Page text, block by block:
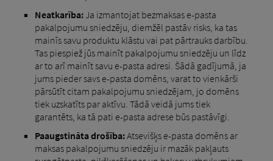
Neatkarība:Ja izmantojat bezmaksas e-pasta
pakalpojumu sniedzēju, diemžēl pastāv risks, ka tas
mainīs savu produktu klāstu vai pat pārtrauks darbību.
Tas piespiež jūs mainīt pakalpojumu sniedzēju un līdz
ar to arī mainīt savu e-pasta adresi. Šādā gadījumā, ja
jums pieder savs e-pasta domēns, varat to vienkārši
pārsūtīt citam pakalpojumu sniedzējam, jo ​​domēns
tiek uzskatīts par aktīvu. Tādā veidā jums tiek
garantēts, ka tā pati e-pasta adrese būs pastāvīgi.
Paaugstināta drošība:Atsevišķs e-pasta domēns ar
maksas pakalpojumu sniedzēju ir mazāk pakļauts